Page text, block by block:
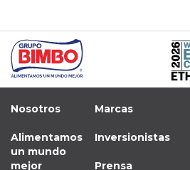
Nosotros
Alimentamos
un mundo
mejor
Marcas
Inversionistas
Prensa